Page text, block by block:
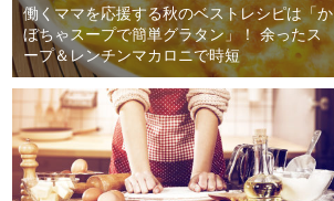
働くママを応援する秋のベストレシピは「か
ぼちゃスープで簡単グラタン」！ 余ったス
ープ＆レンチンマカロニで時短